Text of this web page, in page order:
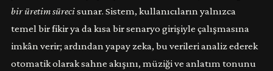
bir üretim sürecisunar. Sistem, kullanıcıların yalnızca
temel bir fikir ya da kısa bir senaryo girişiyle çalışmasına
imkân verir; ardından yapay zeka, bu verileri analiz ederek
otomatik olarak sahne akışını, müziği ve anlatım tonunu